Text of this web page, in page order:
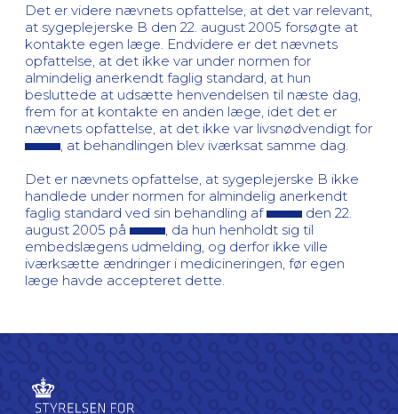
Det er videre nævnets opfattelse, at det var relevant,
at sygeplejerske B den 22. august 2005 forsøgte at
kontakte egen læge. Endvidere er det nævnets
opfattelse, at det ikke var under normen for
almindelig anerkendt faglig standard, at hun
besluttede at udsætte henvendelsen til næste dag,
frem for at kontakte en anden læge, idet det er
nævnets opfattelse, at det ikke var livsnødvendigt for
, at behandlingen blev iværksat samme dag.
Det er nævnets opfattelse, at sygeplejerske B ikke
handlede under normen for almindelig anerkendt
faglig standard ved sin behandling af
den 22.
august 2005 på
, da hun henholdt sig til
embedslægens udmelding, og derfor ikke ville
iværksætte ændringer i medicineringen, før egen
læge havde accepteret dette.